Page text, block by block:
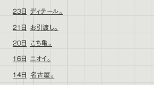
23日 ディテール。
21日 お引渡し。
20日 こち亀。
16日 ニオイ。
14日 名古屋。